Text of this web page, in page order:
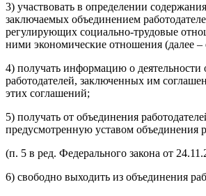
3) участвовать в определении
заключаемых объединением
регулирующих социально-трудовые
ними экономические отношения (далее –
4) получать информацию о деятельности
работодателей, заключенных им
этих соглашений;
5) получать от объединения
предусмотренную уставом объединения
(п. 5 в ред. Федерального закона от
6) свободно выходить из объединения